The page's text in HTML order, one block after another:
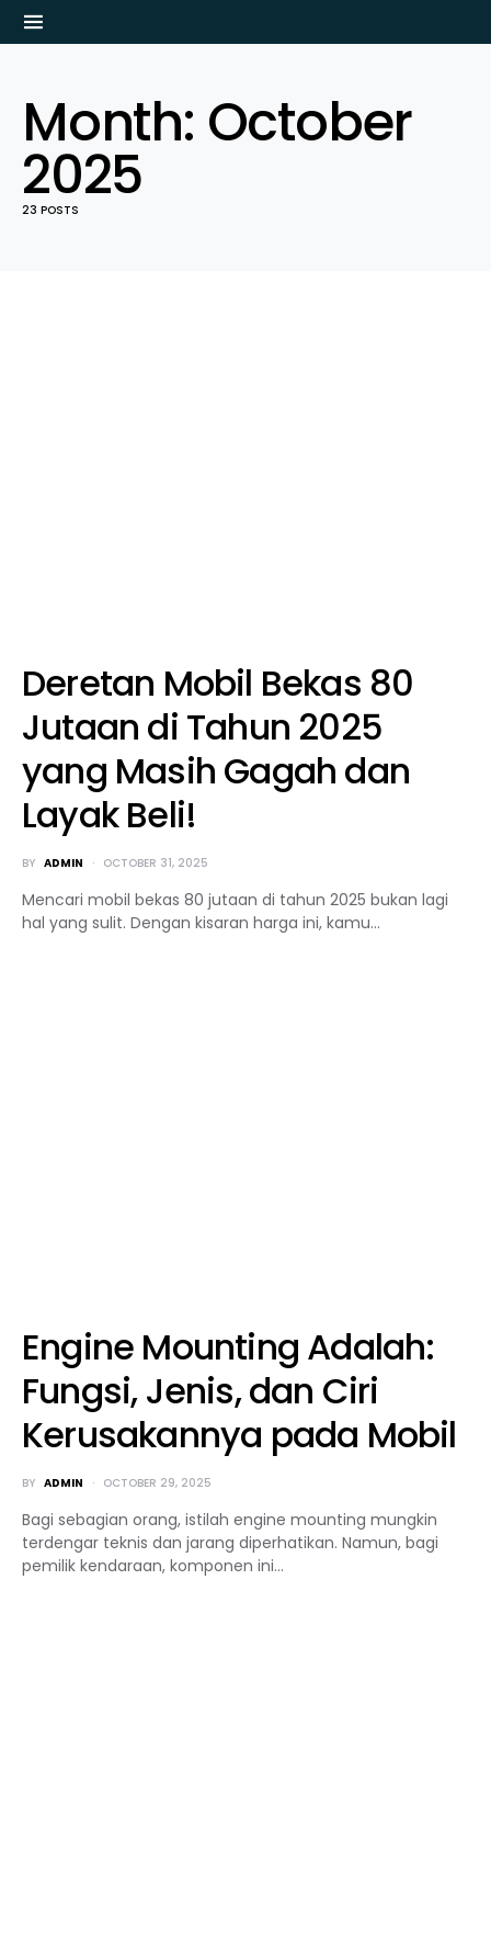
Month: October
2025
23 POSTS
Deretan Mobil Bekas 80
Jutaan di Tahun 2025
yang Masih Gagah dan
Layak Beli!
BY ADMIN OCTOBER 31, 2025
Mencari mobil bekas 80 jutaan di tahun 2025 bukan lagi
hal yang sulit. Dengan kisaran harga ini, kamu…
Engine Mounting Adalah:
Fungsi, Jenis, dan Ciri
Kerusakannya pada Mobil
BY ADMIN OCTOBER 29, 2025
Bagi sebagian orang, istilah engine mounting mungkin
terdengar teknis dan jarang diperhatikan. Namun, bagi
pemilik kendaraan, komponen ini…